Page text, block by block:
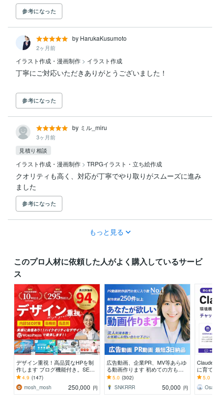
参考になった
by HarukaKusumoto
2ヶ月前
イラスト作成・漫画制作 > イラスト作成
参考になった
by ミル_miru
3ヶ月前
見積り相談
イラスト作成・漫画制作 > TRPGイラスト・立ち絵作成
クオリティも高く、対応が丁寧でやり取りがスムーズに進み
ました
参考になった
もっと見る
このプロ人材に依頼した人がよく購入しているサービ
ス
デザイン重視！高品質なHPを制
作します ブログ機能付き。SEO
に強いHPを制作します。
4.9 (147)
mosh_mosh
250,000 円
広告動画、企業PR、MV等あらゆ
る動画作ります 初めての方も丁
寧にサポート！長尺PR/VP動画も
承ります！
5.0 (302)
SNKRRR
50,000 円
Claude
に育て
構築や
を作成
5.0